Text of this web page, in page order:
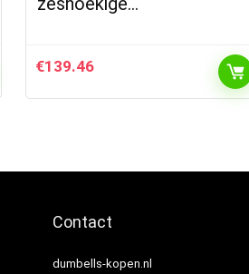
€139.46
Contact
dumbells-kopen.nl